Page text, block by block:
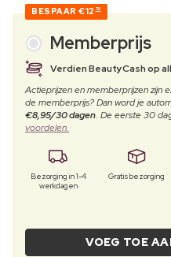
BESPAAR €12 70
Memberprijs
Verdien BeautyCash op
Actieprijzen en memberprijzen zijn
de memberprijs? Dan word je
€8,95/30 dagen. De eerste 30
voordelen.
Bezorging in 1-4
werkdagen
Gratis bezorging
VOEG TOE